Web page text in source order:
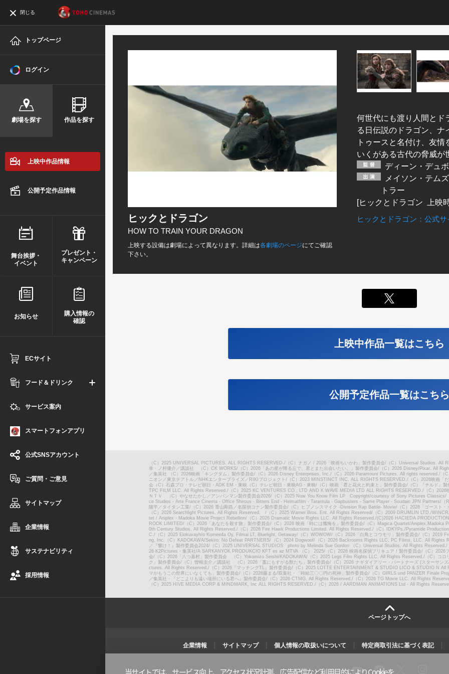
閉じる
トップページ
ログイン
劇場を探す 作品を探す
上映中作品情報
公開予定作品情報
舞台挨拶・
イベント
プレゼント・
キャンペーン
お知らせ
購入情報の
確認
ECサイト
フード＆ドリンク
サービス案内
スマートフォンアプリ
公式SNSアカウント
ご質問・ご意見
サイトマップ
企業情報
サステナビリティ
採用情報
ヒックとドラゴン
HOW TO TRAIN YOUR DRAGON
上映する設備は劇場によって異なります。詳細は各劇場のページにてご確認
下さい。
何世代にも渡り人間とド
る日伝説のドラゴン、
トゥースと名付け、友
いくがある古代の脅威が
ディーン・デュ
メイソン・テム
トラー
[ヒックとドラゴン 上映
ヒックとドラゴン：公式サ
上映中作品一覧はこちら
公開予定作品一覧はこちら
（C）2025 UNIVERSAL PICTURES. ALL RIGHTS RESERVED./ （C）ナガノ / 2026「映画ちいかわ」製作委員会/ （C）Universal Studios. All
幸・ノ村優介／講談社 （C）CK WORKS/ （C）2026「あの星が降る丘で、君とまた出会いたい。」製作委員会/ （C）2026 Disney/Pixar. All
／集英社 （C）2026映画「キングダム」製作委員会/ （C）2026 Disney Enterprises, Inc./ （C）2026 Paramount Pictures. All rights reserved./ （
ニオン／東京テアトル／NHKエンタープライズ／RIKIプロジェクト / （C）2023 MINSTINCT INC. ALL RIGHTS RESERVED./ （C）2026映画「
会（C）石森プロ・テレビ朝日・ADK EM・東映（C）テレビ朝日・東映AG・東映/ （C）映画「君と花火と約束と」製作委員会/ （C）『チルド』
TPC FILM LLC. All Rights Reserved./ （C）2025 KC VENTURES CO., LTD AND K WAVE MEDIA LTD ALL RIGHTS RESERVED./ （C）
ＮＴＶ （C）やなせたかし／アンパンマン製作委員会2026/ （C）2025 Now You Know Film LP Copyright/courtesy of Sony Pictures Classics/
ce Studios - Arte France Cinema - Office Shirous - Bitters End - Heimatfilm - Tarantula - Gapbusters - Same Player - Soudain JPN Partners/
陽平／タイタン工業 / （C）2026 青山剛昌／名探偵コナン製作委員会/ （C）ヒプノシスマイク -Division Rap Battle- Movie/ （C）2026「ゴースト
（C）2026 Searchlight Pictures. All Rights Reserved. / （C）2025 Warner Bros. Ent. All Rights Reserved / （C）2009 DRUMLIN LTD./
tet / Aniplex・Madoka Movie Project Rebellion/ （C）2026 Dramatic Movie Rights LLC. All Rights Reserved./(C)2026 HACIEDA
ROOK LIMITED/ （C）2026「あなたを殺す旅」製作委員会/ （C）2026 映画「時には懺悔を」製作委員会/ （C）Magica Quartet/Aniplex,Madoka
0th Century Studios. All Rights Reserved./ （C）2026 Fire Hawk Productions Limited. All Rights Reserved./ （C）IDKYPs./Pyramide
C./ （C）2025 Elokuvayh/o Komee4a Oy, Filmai LT, Bluelight, Getaway/ （C）WOWOW/ （C）2026「白鳥とコウモリ」製作委員会/ （C）2019
ng, Inc.（C）KADOKAWA/Sekiro: No Defeat PARTNERS/ （C）2024 Dogwoof / （C）2026 Backrooms Rights LLC, PC Films, LLC. All Rights
／『響け！』製作委員会2024/ （C）2025 UNIVERSAL STUDIOS photo by Melinda Sue Gordon （C）Universal Studios. All Rights Reserved./
26 K2Pictures・集英社 /A SARKANYOK PRODUKCIO KFT es az MTVA （C） 2025/ （C）2026 映画名探偵プリキュア！製作委員会/ （C）
会/ （C）2026「八つ墓村」製作委員会 （C）Yokomizo Seishi/KADOKAWA/ （C）2025 Legs Film Rights LLC. All Rights Reserved./ （C）コ
ク」製作委員会/ （C）曽根圭介／講談社 （C）2026「藁にもすがる獣たち」製作委員会/ （C）2026 ナギダイアリー・パートナーズ (スターサ
ctures. All Rights Reserved./ （C）2026『マッチングTL』製作委員会/ （C）2025 LOTTE ENTERTAINMENT & STUDIO LICO & STUDIO N All
マがもうこの世界にいなくても」製作委員会/ （C）2026藤まる/双葉社・「時給三〇〇円の死神」製作委員会/ （C）GIRLS und PANZER Finale
／集英社・『どこよりも遠い場所にいる君へ』製作委員会/ （C）2026 CTMG. All Rights Reserved./ （C）2026 TG Movie LLC. All Rights
（C）2025 HIVE MEDIA CORP & MINDMARK, Inc ALL RIGHTS RESERVED./ （C）2026 / AARDMAN ANIMATIONS Ltd - All Rights
ページトップへ
企業情報 サイトマップ 個人情報の取扱いについて 特定商取引法に基づく表記
当サイトでは、サービス向上、アクセス状況計測、広告配信など利用目的によりCookieを